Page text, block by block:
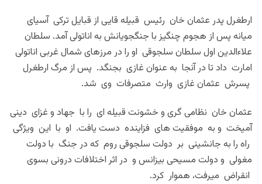
ارطغرل پدر عثمان خان رئیس قبیله قایی از قبایل ترکی آسیای
میانه پس از هجوم چنگیز با جنگجویانش به اناتولی آمد. سلطان
علاءالدین اول سلطان سلجوقی او را در مرزهای شمال غربی اناتولی
امارت داد تا در آنجا به عنوان غازی بجنگد. پس از مرگ ارطغرل
پسرش عثمان غازی وارث متصرفات وی شد.
عثمان خان نظامی گری و خشونت قبیله ای را با جهاد و غزای دینی
آمیخت و به موفقیت های فزاینده دست یافت. او با این ویژگی
راه را به جانشینی بر دولت سلجوقی روم که در جنگ با دولت
مغولی و دولت مسیحی بیزانس و در اثر اختلافات درونی بسوی
انقراض میرفت، هموار کرد.